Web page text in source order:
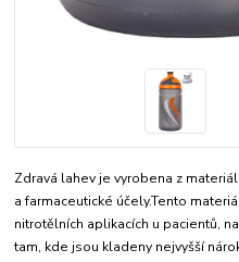
Zdravá lahev je vyrobena z
a farmaceutické účely.Tento
nitrotělních aplikacích u pacientů,
tam, kde jsou kladeny nejvyšší